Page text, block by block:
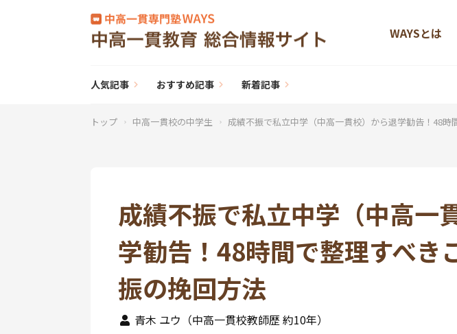
WAYSとは
人気記事 おすすめ記事 新着記事
トップ 中高一貫校の中学生 成績不振で私立中学（中高一貫校）から退学勧告！48
成績不振で私立中学（中高一
学勧告！48時間で整理すべき
振の挽回方法
青木 ユウ（中高一貫校教師歴 約10年）